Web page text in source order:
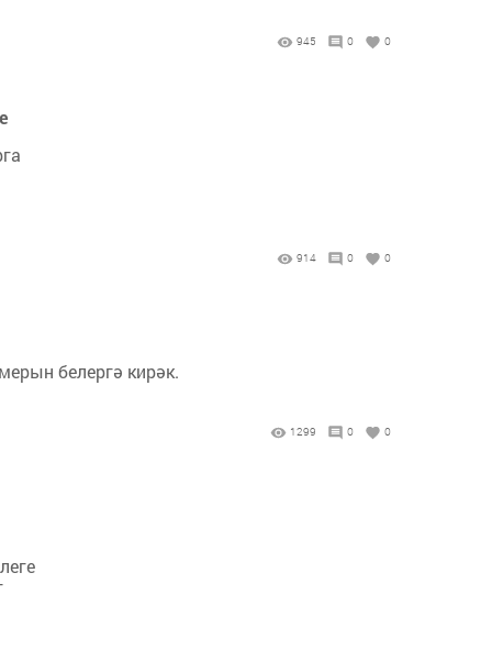
945 0 0
914 0 0
белергә кирәк.
1299 0 0